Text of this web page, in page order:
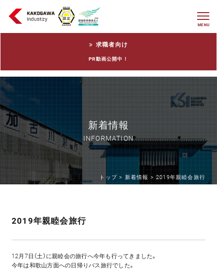
MENU
求職者向け
PR動画公開中！
新着情報
INFORMATION
トップ > 新着情報 > 2019年親睦会旅行
2019年親睦会旅行
12月7日（土）に親睦会の旅行へ今年も行ってきました。
今年は和歌山方面への日帰りバス旅行でした。